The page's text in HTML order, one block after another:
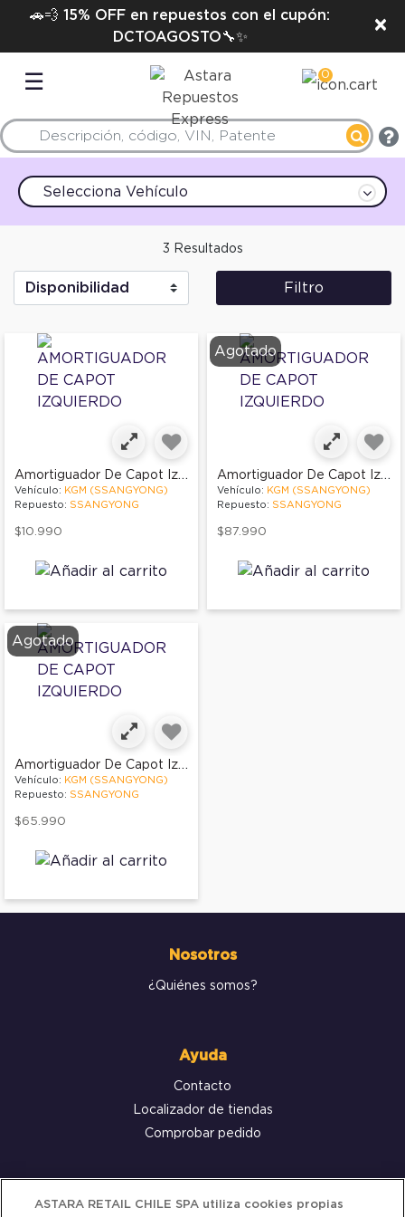
🚗💨 15% OFF en repuestos con el cupón:
DCTOAGOSTO🔧✨
×
☰ 0
Selecciona Vehículo
3 Resultados
Filtro
Amortiguador De Capot Izquierdo
Vehículo: KGM (SSANGYONG)
Repuesto: SSANGYONG
$10.990
Agotado
Amortiguador De Capot Izquierdo
Vehículo: KGM (SSANGYONG)
Repuesto: SSANGYONG
$87.990
Agotado
Amortiguador De Capot Izquierdo
Vehículo: KGM (SSANGYONG)
Repuesto: SSANGYONG
$65.990
Nosotros
¿Quiénes somos?
Ayuda
Contacto
Localizador de tiendas
Comprobar pedido
Servicio al cliente
ASTARA RETAIL CHILE SPA utiliza cookies propias